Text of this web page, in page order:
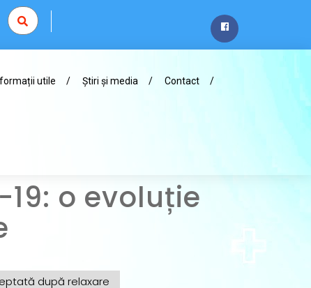
utile Știri și media Contact
o evoluție
după relaxare